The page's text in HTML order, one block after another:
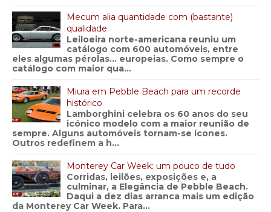
Mecum alia quantidade com (bastante)
qualidade
Leiloeira norte-americana reuniu um
catálogo com 600 automóveis, entre
eles algumas pérolas… europeias. Como sempre o
catálogo com maior qua...
Miura em Pebble Beach para um recorde
histórico
Lamborghini celebra os 60 anos do seu
icónico modelo com a maior reunião de
sempre. Alguns automóveis tornam-se ícones.
Outros redefinem a h...
Monterey Car Week: um pouco de tudo
Corridas, leilões, exposições e, a
culminar, a Elegância de Pebble Beach.
Daqui a dez dias arranca mais um edição
da Monterey Car Week. Para...